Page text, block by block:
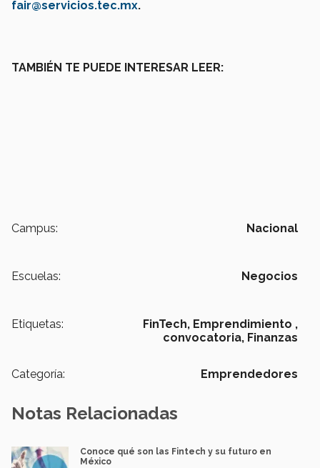
fair@servicios.tec.mx.
TAMBIÉN TE PUEDE INTERESAR LEER:
Campus: Nacional
Escuelas: Negocios
Etiquetas: FinTech, Emprendimiento ,
convocatoria, Finanzas
Categoría: Emprendedores
Notas Relacionadas
Conoce qué son las Fintech y su futuro en
México